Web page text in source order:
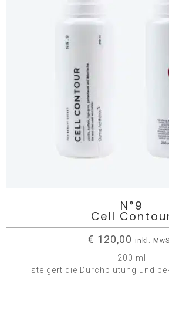
N°9
Cell
€ 120,00 inkl.
200 ml
steigert die Durchblutung und